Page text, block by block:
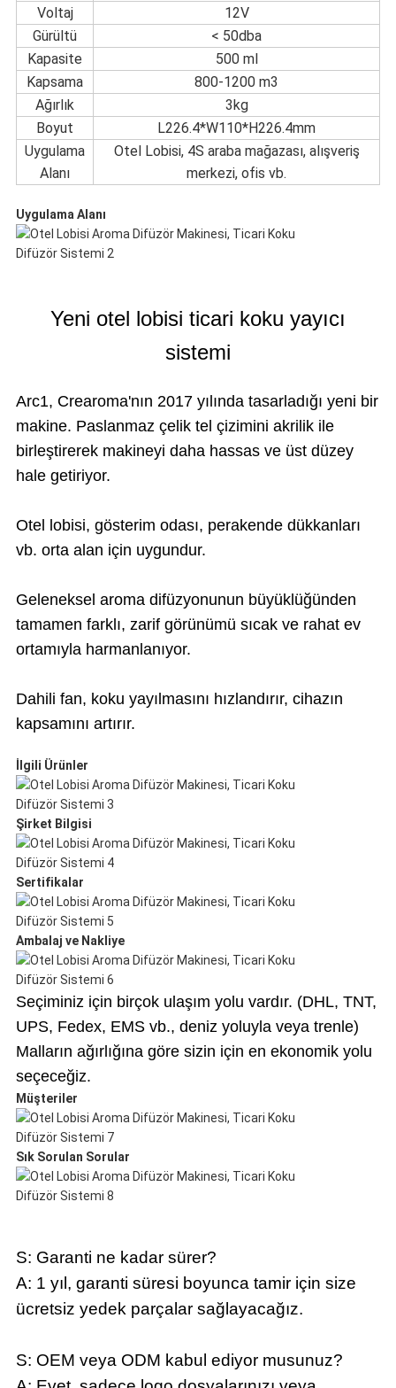
Voltaj
12V
Gürültü
< 50dba
Kapasite
500 ml
Kapsama
800-1200 m3
Ağırlık
3kg
Boyut
L226.4*W110*H226.4mm
Uygulama
Alanı
Otel Lobisi, 4S araba mağazası, alışveriş
merkezi, ofis vb.
Uygulama Alanı
Yeni otel lobisi ticari koku yayıcı
sistemi
Arc1, Crearoma'nın 2017 yılında tasarladığı yeni bir
makine. Paslanmaz çelik tel çizimini akrilik ile
birleştirerek makineyi daha hassas ve üst düzey
hale getiriyor.
Otel lobisi, gösterim odası, perakende dükkanları
vb. orta alan için uygundur.
Geleneksel aroma difüzyonunun büyüklüğünden
tamamen farklı, zarif görünümü sıcak ve rahat ev
ortamıyla harmanlanıyor.
Dahili fan, koku yayılmasını hızlandırır, cihazın
kapsamını artırır.
İlgili Ürünler
Şirket Bilgisi
Sertifikalar
Ambalaj ve Nakliye
Seçiminiz için birçok ulaşım yolu vardır. (DHL, TNT,
UPS, Fedex, EMS vb., deniz yoluyla veya trenle)
Malların ağırlığına göre sizin için en ekonomik yolu
seçeceğiz.
Müşteriler
Sık Sorulan Sorular
S: Garanti ne kadar sürer?
A: 1 yıl, garanti süresi boyunca tamir için size
ücretsiz yedek parçalar sağlayacağız.
S: OEM veya ODM kabul ediyor musunuz?